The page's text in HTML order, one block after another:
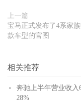
上一篇
宝马正式发布了4系家
款车型的官图
相关推荐
奔驰上半年营业收入
28%